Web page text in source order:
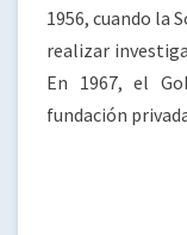
1956, cuando la
realizar
En 1967, el
fundación